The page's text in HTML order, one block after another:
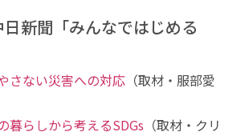
新聞「みんなではじめる
さない災害への対応 （取材・服部愛
暮らしから考えるSDGs （取材・クリ